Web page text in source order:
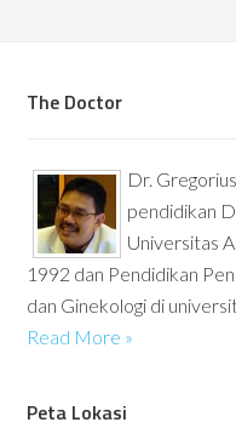
The Doctor
Dr.
pendidikan
Universitas
1992 dan Pendidikan
dan Ginekologi di
Read More »
Peta Lokasi